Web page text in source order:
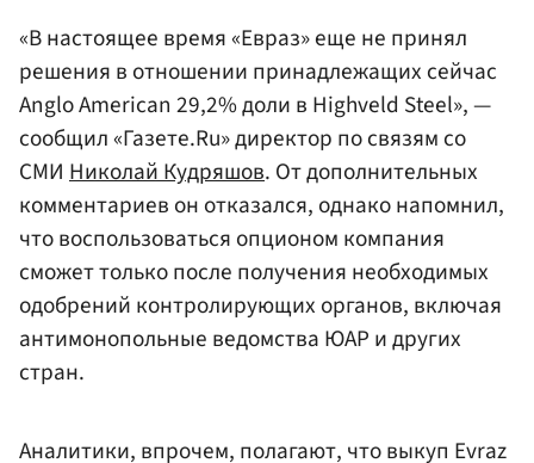
«В настоящее время «Евраз» еще не принял
решения в отношении принадлежащих сейчас
Anglo American 29,2% доли в Highveld Steel», —
сообщил «Газете.Ru» директор по связям со
СМИ Николай Кудряшов. От дополнительных
комментариев он отказался, однако напомнил,
что воспользоваться опционом компания
сможет только после получения необходимых
одобрений контролирующих органов, включая
антимонопольные ведомства ЮАР и других
стран.
Аналитики, впрочем, полагают, что выкуп Evraz